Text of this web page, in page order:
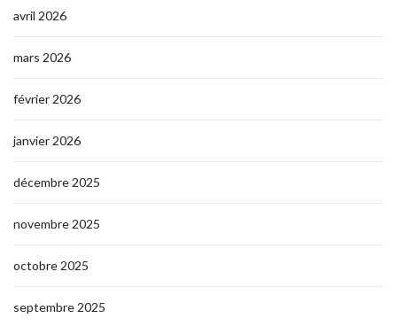
avril 2026
mars 2026
février 2026
janvier 2026
décembre 2025
novembre 2025
octobre 2025
septembre 2025